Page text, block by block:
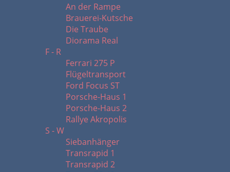
An der Rampe
Brauerei-Kutsche
Die Traube
Diorama Real
F - R
Ferrari 275 P
Flügeltransport
Ford Focus ST
Porsche-Haus 1
Porsche-Haus 2
Rallye Akropolis
S - W
Siebanhänger
Transrapid 1
Transrapid 2